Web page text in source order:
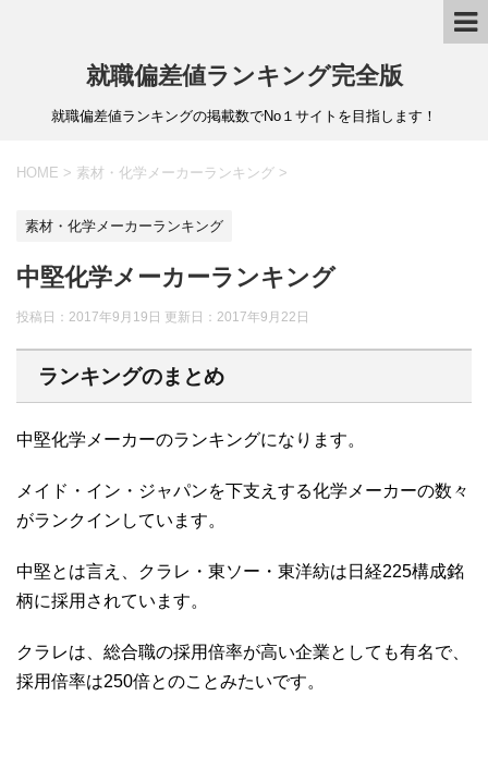
就職偏差値ランキング完全版
就職偏差値ランキングの掲載数でNo１サイトを目指します！
HOME > 素材・化学メーカーランキング >
素材・化学メーカーランキング
中堅化学メーカーランキング
投稿日：2017年9月19日 更新日： 2017年9月22日
ランキングのまとめ
中堅化学メーカーのランキングになります。
メイド・イン・ジャパンを下支えする化学メーカーの数々
がランクインしています。
中堅とは言え、クラレ・東ソー・東洋紡は日経225構成銘
柄に採用されています。
クラレは、総合職の採用倍率が高い企業としても有名で、
採用倍率は250倍とのことみたいです。